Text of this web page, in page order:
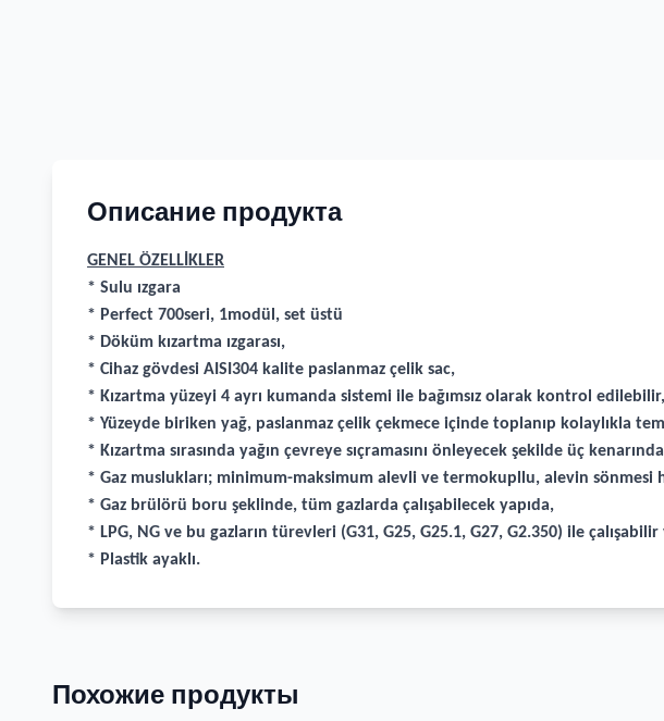
Описание продукта
GENEL ÖZELLİKLER
* Sulu ızgara
* Perfect 700seri, 1modül, set üstü
* Döküm kızartma ızgarası,
* Cihaz gövdesi AISI304 kalite paslanmaz çelik sac,
* Kızartma yüzeyi 4 ayrı kumanda sistemi ile bağımsız olarak kontrol edilebilir,
* Yüzeyde biriken yağ, paslanmaz çelik çekmece içinde toplanıp kolaylıkla
* Kızartma sırasında yağın çevreye sıçramasını önleyecek şekilde üç
* Gaz muslukları; minimum-maksimum alevli ve termokupllu, alevin
* Gaz brülörü boru şeklinde, tüm gazlarda çalışabilecek yapıda,
* LPG, NG ve bu gazların türevleri (G31, G25, G25.1, G27, G2.350) ile
* Plastik ayaklı.
Похожие продукты